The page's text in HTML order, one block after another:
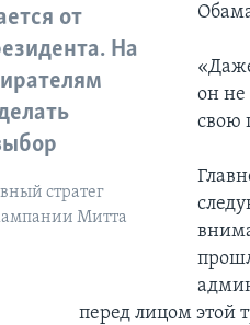
от
На
стратег
Митта
он не
свою
перед лицом этой